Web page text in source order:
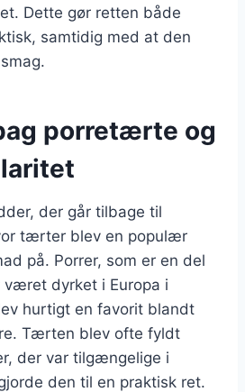
Dette gør retten både
samtidig med at den
porretærte og
der går tilbage til
tærter blev en populær
på. Porrer, som er en del
været dyrket i Europa i
hurtigt en favorit blandt
Tærten blev ofte fyldt
der var tilgængelige i
den til en praktisk ret.